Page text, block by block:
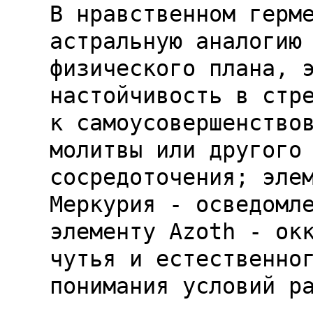
В нравственном
астральную аналогию
физического плана,
настойчивость в
к
молитвы или другого
сосредоточения;
Меркурия -
элементу Azoth -
чутья и
понимания условий